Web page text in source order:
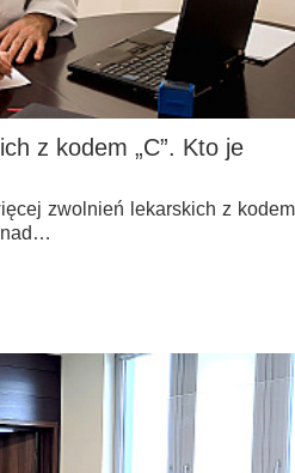
z kodem „C”. Kto je
zwolnień lekarskich z kodem